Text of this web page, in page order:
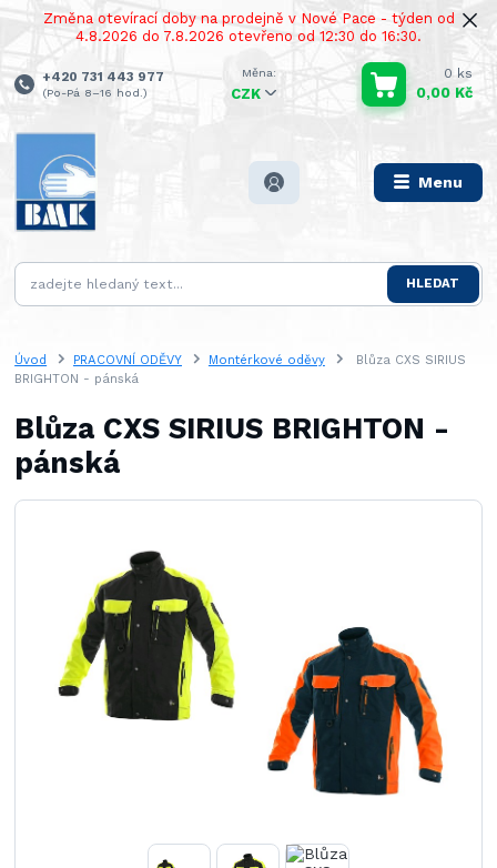
Změna otevírací doby na prodejně v Nové Pace - týden od
4.8.2026 do 7.8.2026 otevřeno od 12:30 do 16:30.
Menu
CZK
HLEDAT
+420 731 443 977
(Po-Pá 8–16 hod.)
0 ks
0,00 Kč
Úvod PRACOVNÍ ODĚVY Montérkové oděvy
Blůza CXS SIRIUS
BRIGHTON - pánská
Blůza CXS SIRIUS BRIGHTON -
pánská